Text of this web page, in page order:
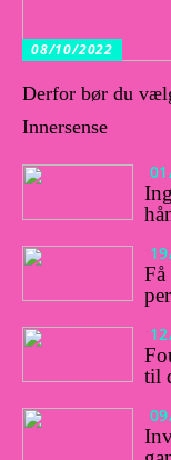
08/10/2022
Derfor bør du
Innersense
til